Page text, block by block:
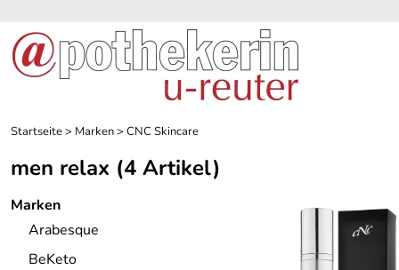
Startseite> Marken> CNC Skincare
men relax (4 Artikel)
Marken
Arabesque
BeKeto